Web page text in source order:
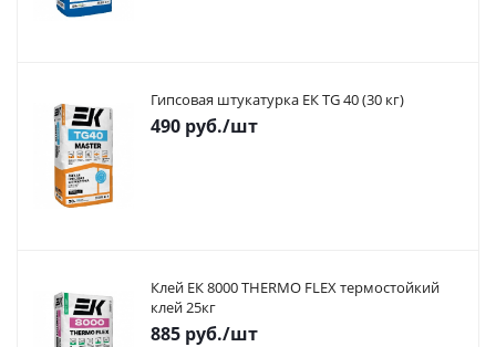
Гипсовая штукатурка ЕК TG 40 (30 кг)
490 руб./шт
Клей ЕК 8000 THERMO FLEX термостойкий
клей 25кг
885 руб./шт